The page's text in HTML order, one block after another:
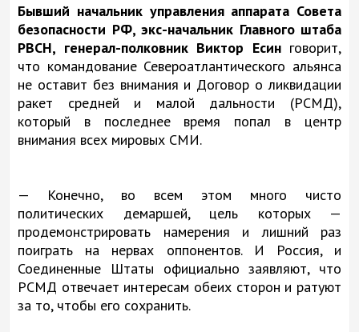
Бывший начальник управления аппарата Совета
безопасности РФ, экс-начальник Главного штаба
РВСН, генерал-полковник Виктор Есинговорит,
что командование Североатлантического альянса
не оставит без внимания и Договор о ликвидации
ракет средней и малой дальности (РСМД),
который в последнее время попал в центр
внимания всех мировых СМИ.
— Конечно, во всем этом много чисто
политических демаршей, цель которых —
продемонстрировать намерения и лишний раз
поиграть на нервах оппонентов. И Россия, и
Соединенные Штаты официально заявляют, что
РСМД отвечает интересам обеих сторон и ратуют
за то, чтобы его сохранить.